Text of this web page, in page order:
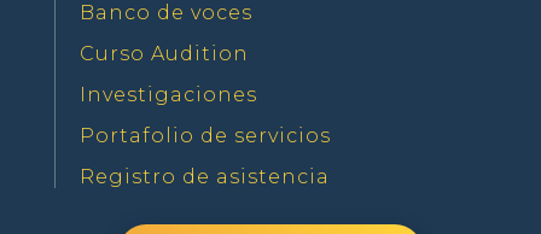
Banco de voces
Curso Audition
Investigaciones
Portafolio de servicios
Registro de asistencia